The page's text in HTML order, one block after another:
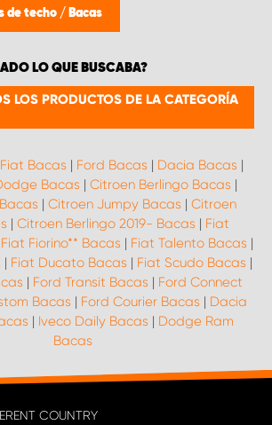
de techo / Bacas
LO QUE BUSCABA?
LOS PRODUCTOS DE LA CATEGORÍA
Fiat Bacas | Ford Bacas | Dacia Bacas |
Bacas | Citroen Berlingo Bacas |
| Citroen Jumpy Bacas | Citroen
| Citroen Berlingo 2019- Bacas | Fiat
Fiat Fiorino** Bacas | Fiat Talento Bacas |
| Fiat Ducato Bacas | Fiat Scudo Bacas |
| Ford Transit Bacas | Ford Connect
Bacas | Ford Courier Bacas | Dacia
| Iveco Daily Bacas | Dodge Ram
Bacas
COUNTRY